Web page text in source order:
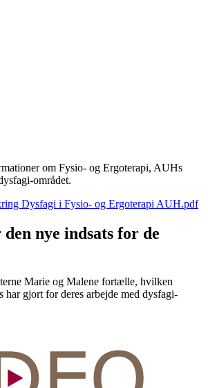
om Fysio- og Ergoterapi, AUHs
området.
Dysfagi i Fysio- og Ergoterapi AUH.pdf
nye indsats for de
Marie og Malene fortælle, hvilken
har gjort for deres arbejde med dysfagi-